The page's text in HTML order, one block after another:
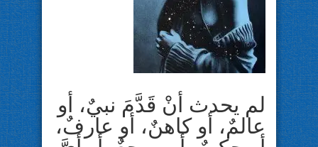
لم يحدث أنْ قَدَّمَ نبيٌ، أو
عالمٌ، أو كاهنٌ، أو عارفٌ،